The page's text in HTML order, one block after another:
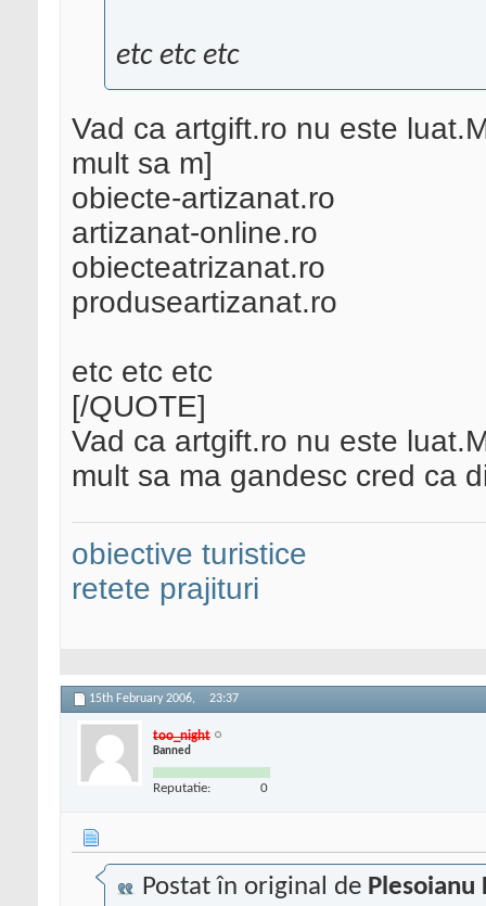
etc etc etc
Vad ca artgift.ro nu este
mult sa m]
obiecte-artizanat.ro
artizanat-online.ro
obiecteatrizanat.ro
produseartizanat.ro
etc etc etc
[/QUOTE]
Vad ca artgift.ro nu este
mult sa ma gandesc cred ca
obiective turistice
retete prajituri
15th February 2006, 23:37
too_night
Banned
Reputatie: 0
Postat în original de Plesoianu